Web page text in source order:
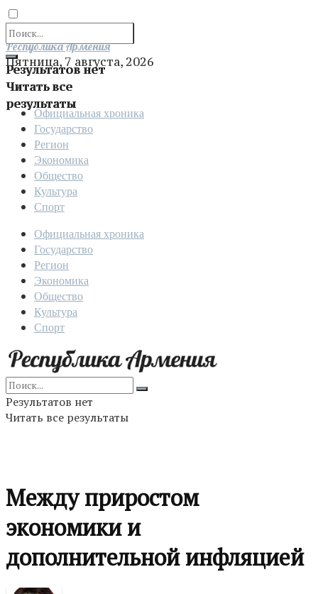
Результатов нет
Читать все
результаты
Отправить
Республика Армения
Пятница, 7 августа, 2026
Официальная хроника
Государство
Регион
Экономика
Общество
Культура
Спорт
Официальная хроника
Государство
Регион
Экономика
Общество
Культура
Спорт
Результатов нет
Читать все результаты
Между приростом
экономики и
дополнительной инфляцией